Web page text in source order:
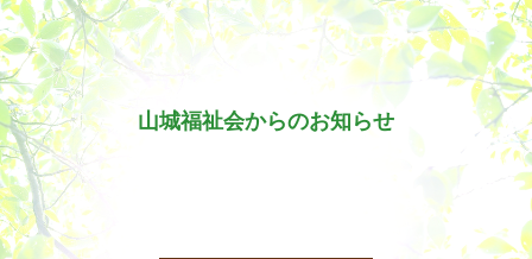
城福祉会からのお知ら せで